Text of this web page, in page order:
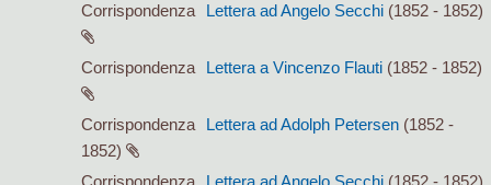
Corrispondenza
Lettera ad Angelo Secchi (1852 - 1852)
Corrispondenza Lettera a Vincenzo Flauti (1852 - 1852)
Corrispondenza Lettera ad Adolph Petersen (1852 -
1852)
Corrispondenza
Lettera ad Angelo Secchi (1852 - 1852)